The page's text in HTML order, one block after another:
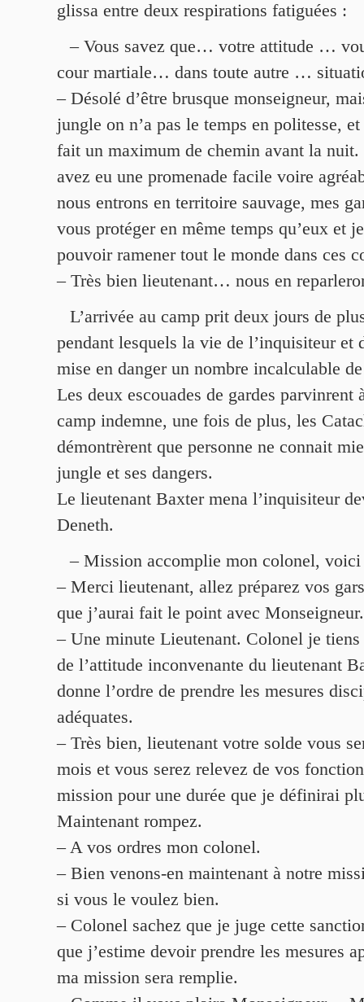
glissa entre deux respirations fatiguées :
– Vous savez que… votre attitude …
cour martiale… dans toute autre …
– Désolé d’être brusque monseigneur,
jungle on n’a pas le temps en politesse,
fait un maximum de chemin avant la nuit.
avez eu une promenade facile voire
nous entrons en territoire sauvage, mes
vous protéger en même temps qu’eux et
pouvoir ramener tout le monde dans ces
– Très bien lieutenant… nous en
L’arrivée au camp prit deux jours de
pendant lesquels la vie de l’inquisiteur et
mise en danger un nombre incalculable
Les deux escouades de gardes parvinrent
camp indemne, une fois de plus, les
démontrèrent que personne ne connait
jungle et ses dangers.
Le lieutenant Baxter mena l’inquisiteur
Deneth.
– Mission accomplie mon colonel,
– Merci lieutenant, allez préparez vos
que j’aurai fait le point avec Monseigneur.
– Une minute Lieutenant. Colonel je
de l’attitude inconvenante du lieutenant
donne l’ordre de prendre les mesures
adéquates.
– Très bien, lieutenant votre solde vous
mois et vous serez relevez de vos
mission pour une durée que je définirai
Maintenant rompez.
– A vos ordres mon colonel.
– Bien venons-en maintenant à notre
si vous le voulez bien.
– Colonel sachez que je juge cette
que j’estime devoir prendre les mesures
ma mission sera remplie.